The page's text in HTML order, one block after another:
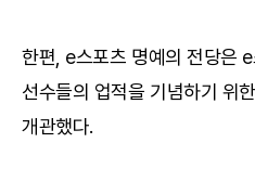
한편, e스포츠 명예의 전당은
선수들의 업적을 기념하기 위
개관했다.